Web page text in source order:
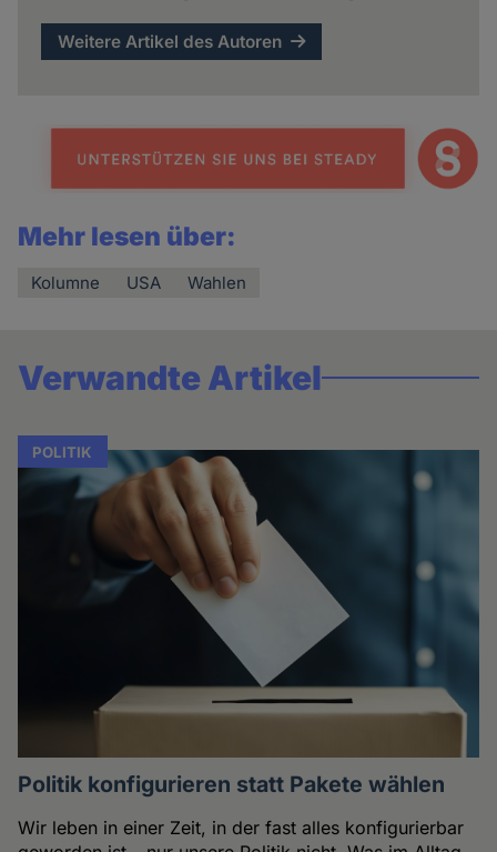
Weitere Artikel des Autoren
Mehr lesen über:
Kolumne USA Wahlen
Verwandte Artikel
POLITIK
Politik konfigurieren statt Pakete wählen
Wir leben in einer Zeit, in der fast alles konfigurierbar